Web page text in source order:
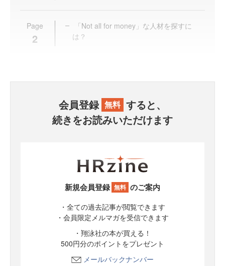
Page
2
「Not all for money」な人材を探すに
は？
会員登録 無料 すると、
続きをお読みいただけます
新規会員登録 無料 のご案内
・全ての過去記事が閲覧できます
・会員限定メルマガを受信できます
・翔泳社の本が買える！
500円分のポイントをプレゼント
メールバックナンバー